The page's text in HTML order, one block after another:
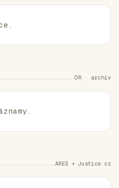
OR · archiv
ARES + Justice.cz